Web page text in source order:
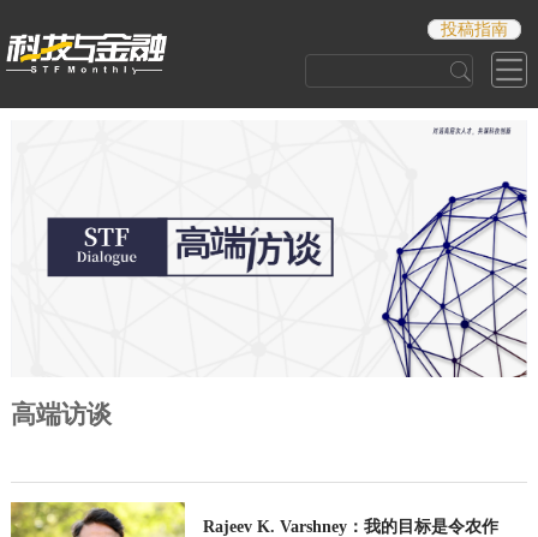
投稿指南
高端访谈
Rajeev K. Varshney：我的目标是令农作